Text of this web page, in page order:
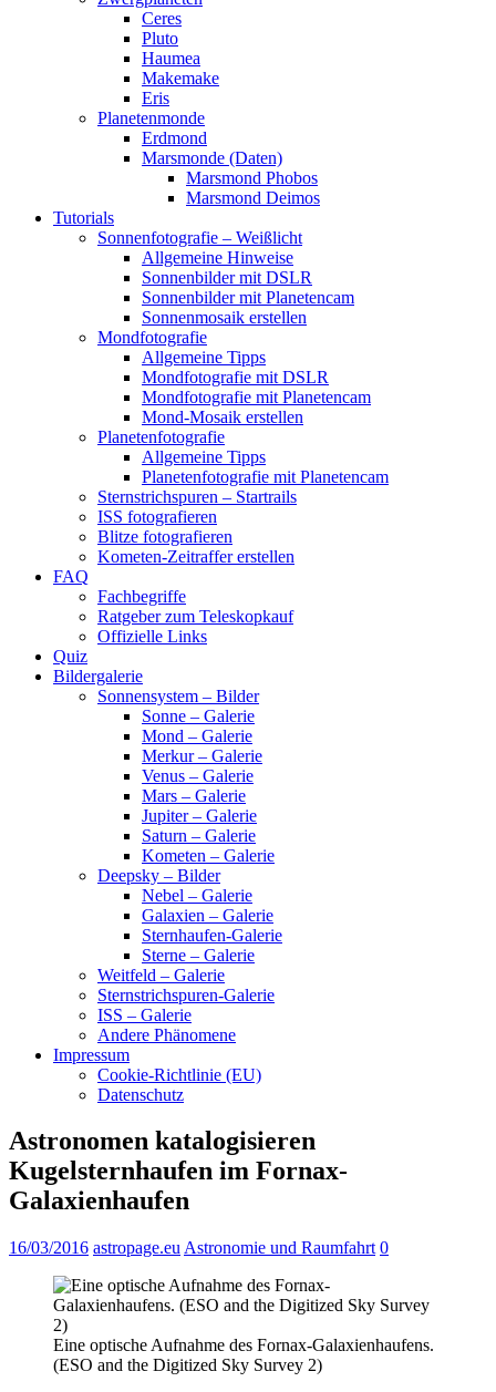
Ceres
Pluto
Haumea
Makemake
Eris
Planetenmonde
Erdmond
Marsmonde (Daten)
Marsmond Phobos
Marsmond Deimos
Tutorials
Sonnenfotografie – Weißlicht
Allgemeine Hinweise
Sonnenbilder mit DSLR
Sonnenbilder mit Planetencam
Sonnenmosaik erstellen
Mondfotografie
Allgemeine Tipps
Mondfotografie mit DSLR
Mondfotografie mit Planetencam
Mond-Mosaik erstellen
Planetenfotografie
Allgemeine Tipps
Planetenfotografie mit Planetencam
Sternstrichspuren – Startrails
ISS fotografieren
Blitze fotografieren
Kometen-Zeitraffer erstellen
FAQ
Fachbegriffe
Ratgeber zum Teleskopkauf
Offizielle Links
Quiz
Bildergalerie
Sonnensystem – Bilder
Sonne – Galerie
Mond – Galerie
Merkur – Galerie
Venus – Galerie
Mars – Galerie
Jupiter – Galerie
Saturn – Galerie
Kometen – Galerie
Deepsky – Bilder
Nebel – Galerie
Galaxien – Galerie
Sternhaufen-Galerie
Sterne – Galerie
Weitfeld – Galerie
Sternstrichspuren-Galerie
ISS – Galerie
Andere Phänomene
Impressum
Cookie-Richtlinie (EU)
Datenschutz
Astronomen katalogisieren
Kugelsternhaufen im Fornax-
Galaxienhaufen
16/03/2016 astropage.eu Astronomie und Raumfahrt 0
Eine optische Aufnahme des Fornax-Galaxienhaufens.
(ESO and the Digitized Sky Survey 2)